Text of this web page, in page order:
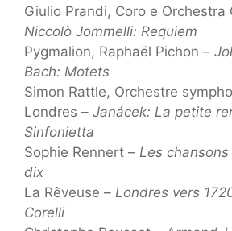
Giulio Prandi, Coro e Orchestra
Niccolò Jommelli: Requiem
Pygmalion, Raphaël Pichon –
Bach: Motets
Simon Rattle, Orchestre
Londres – Janácek: La petite
Sinfonietta
Sophie Rennert – Les
dix
La Rêveuse – Londres vers
Corelli